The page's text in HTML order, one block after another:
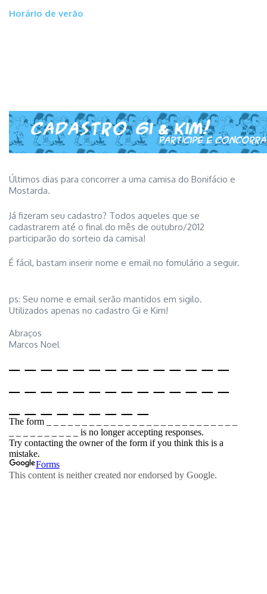
Horário de verão
Últimos dias para concorrer a uma camisa do Bonifácio e
Mostarda.
Já fizeram seu cadastro? Todos aqueles que se
cadastrarem até o final do mês de outubro/2012
participarão do sorteio da camisa!
É fácil, bastam inserir nome e email no fomulário a seguir.
ps: Seu nome e email serão mantidos em sigilo.
Utilizados apenas no cadastro Gi e Kim!
Abraços
Marcos Noel